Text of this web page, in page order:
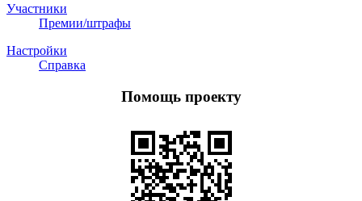
Участники
Премии/штрафы
Настройки
Справка
Помощь проекту